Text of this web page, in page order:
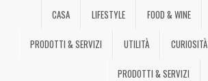
CASA LIFESTYLE FOOD & WINE
PRODOTTI & SERVIZI UTILITÀ CURIOSITÀ
PRODOTTI & SERVIZI